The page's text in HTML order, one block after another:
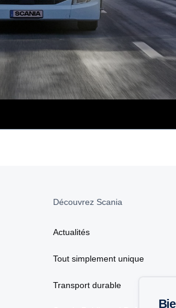
Découvrez Scania
Actualités
Tout simplement unique
Transport durable